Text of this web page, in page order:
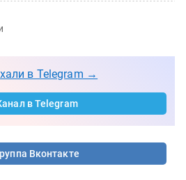
в Telegram →
в Telegram
Вконтакте